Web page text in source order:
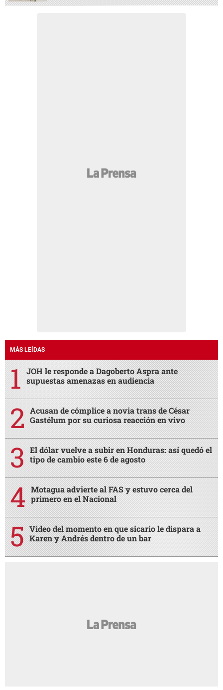
MÁS LEÍDAS
JOH le responde a Dagoberto Aspra ante
supuestas amenazas en audiencia
Acusan de cómplice a novia trans de César
Gastélum por su curiosa reacción en vivo
El dólar vuelve a subir en Honduras: así quedó el
tipo de cambio este 6 de agosto
Motagua advierte al FAS y estuvo cerca del
primero en el Nacional
Video del momento en que sicario le dispara a
Karen y Andrés dentro de un bar